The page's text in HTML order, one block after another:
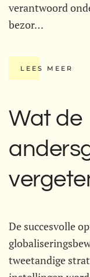
verantwoord
bezor…
LEES MEER
Wat de
De succesvolle
tweetandige